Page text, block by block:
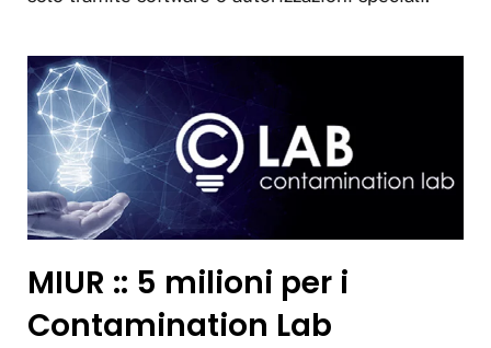
MIUR :: 5 milioni per i
Contamination Lab